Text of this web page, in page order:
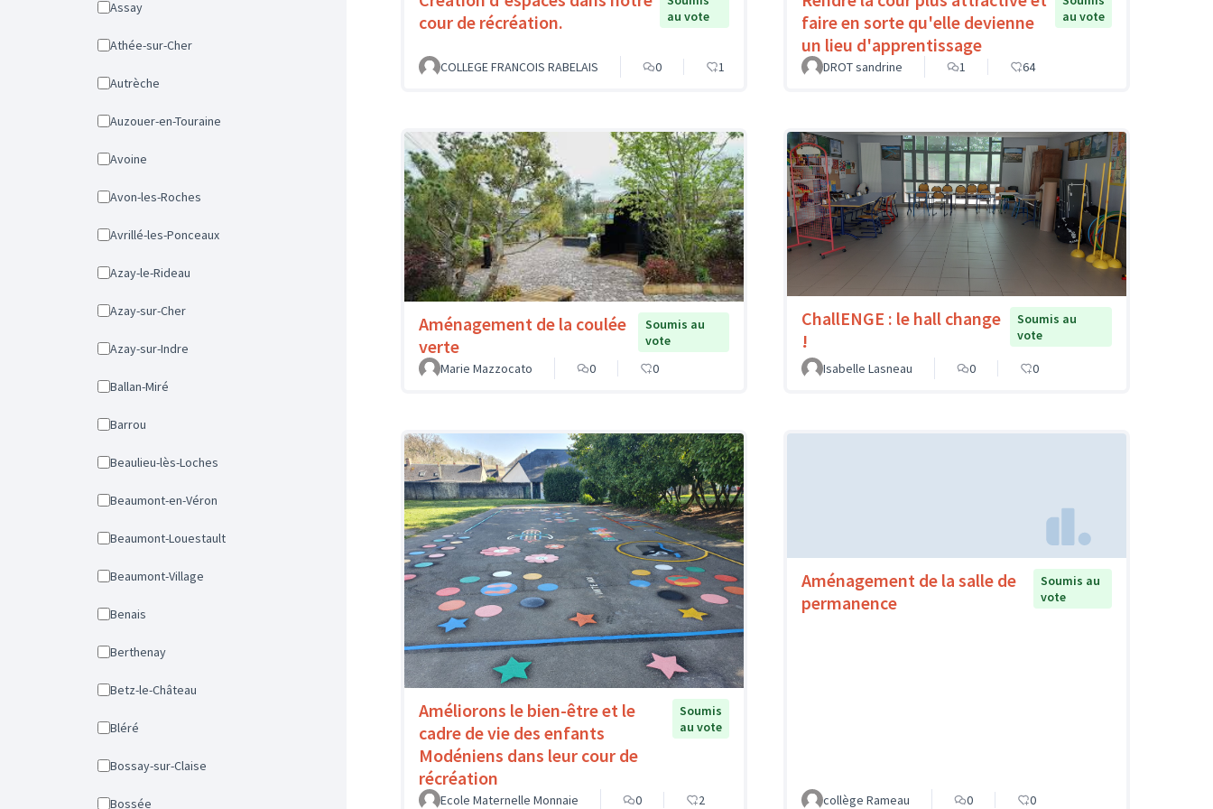
Assay
Athée-sur-Cher
Autrèche
Auzouer-en-Touraine
Avoine
Avon-les-Roches
Avrillé-les-Ponceaux
Azay-le-Rideau
Azay-sur-Cher
Azay-sur-Indre
Ballan-Miré
Barrou
Beaulieu-lès-Loches
Beaumont-en-Véron
Beaumont-Louestault
Beaumont-Village
Benais
Berthenay
Betz-le-Château
Bléré
Bossay-sur-Claise
Bossée
cour de récréation.
au vote
COLLEGE FRANCOIS RABELAIS 0 1
faire en sorte qu'elle devienne
un lieu d'apprentissage
au vote
DROT sandrine 1 64
Aménagement de la coulée
verte
Soumis au
vote
Marie Mazzocato
0 0
ChallENGE : le hall change
!
Soumis au
vote
Isabelle Lasneau 0 0
Améliorons le bien-être et le
cadre de vie des enfants
Modéniens dans leur cour de
récréation
Soumis
au vote
Ecole Maternelle Monnaie 0 2
Aménagement de la salle de
permanence
Soumis au
vote
collège Rameau 0 0